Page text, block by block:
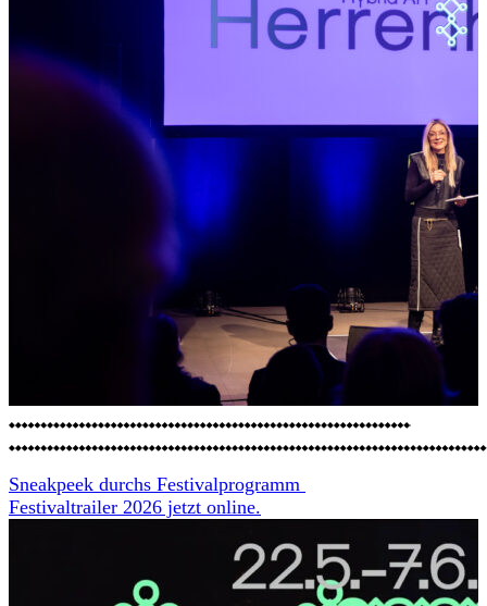
Sneakpeek durchs Festivalprogramm
Festivaltrailer 2026 jetzt online.